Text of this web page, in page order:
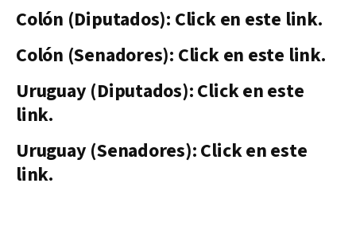
Colón (Diputados): Click en este link.
Colón (Senadores): Click en este link.
Uruguay (Diputados): Click en este
link.
Uruguay (Senadores): Click en este
link.